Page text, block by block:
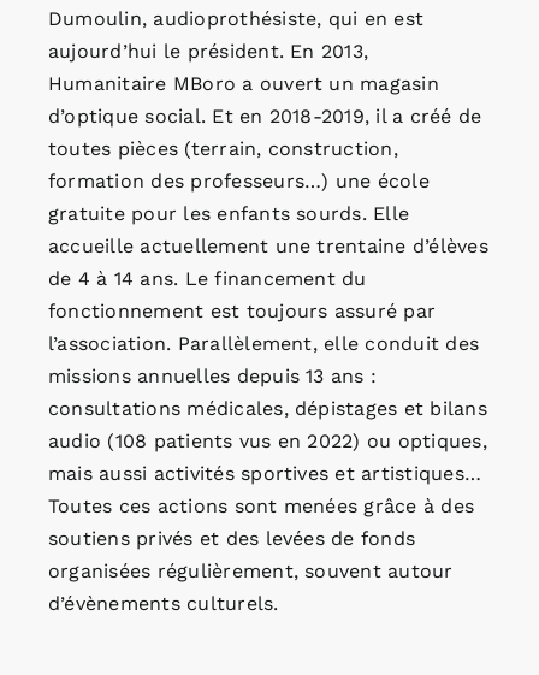
Dumoulin, audioprothésiste, qui en est
aujourd’hui le président. En 2013,
Humanitaire MBoro a ouvert un magasin
d’optique social. Et en 2018-2019, il a créé de
toutes pièces (terrain, construction,
formation des professeurs…) une école
gratuite pour les enfants sourds. Elle
accueille actuellement une trentaine d’élèves
de 4 à 14 ans. Le financement du
fonctionnement est toujours assuré par
l’association. Parallèlement, elle conduit des
missions annuelles depuis 13 ans :
consultations médicales, dépistages et bilans
audio (108 patients vus en 2022) ou optiques,
mais aussi activités sportives et artistiques…
Toutes ces actions sont menées grâce à des
soutiens privés et des levées de fonds
organisées régulièrement, souvent autour
d’évènements culturels.